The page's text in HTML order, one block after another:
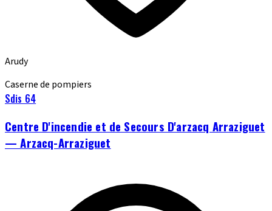
Arudy
Caserne de pompiers
Sdis 64
Centre D'incendie et de Secours D'arzacq Arraziguet
— Arzacq-Arraziguet